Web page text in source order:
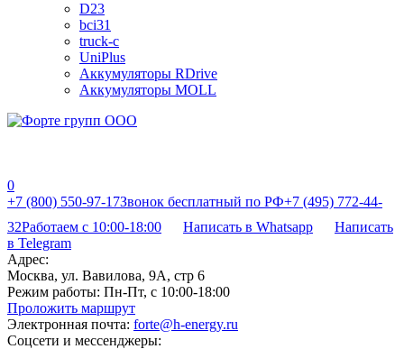
D23
bci31
truck-c
UniPlus
Аккумуляторы RDrive
Аккумуляторы MOLL
0
+7 (800) 550-97-17Звонок бесплатный по РФ+7 (495) 772-44-
32Работаем с 10:00-18:00 Написать в Whatsapp
Написать
в Telegram
Адрес:
Москва, ул. Вавилова, 9А, стр 6
Режим работы: Пн-Пт, с 10:00-18:00
Проложить маршрут
Электронная почта: forte@h-energy.ru
Соцсети и мессенджеры: